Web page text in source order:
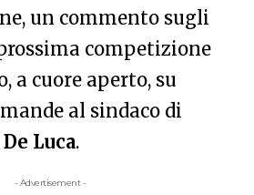
un commento sugli
competizione
a cuore aperto, su
al sindaco di
Luca.
- Advertisement -